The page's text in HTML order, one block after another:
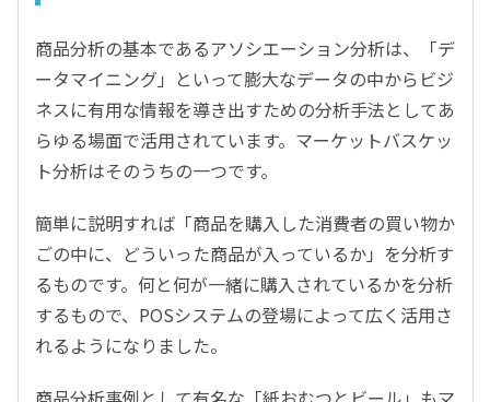
商品分析の基本であるアソシエーション分析は、「デ
ータマイニング」といって膨大なデータの中からビジ
ネスに有用な情報を導き出すための分析手法としてあ
らゆる場面で活用されています。マーケットバスケッ
ト分析はそのうちの一つです。
簡単に説明すれば「商品を購入した消費者の買い物か
ごの中に、どういった商品が入っているか」を分析す
るものです。何と何が一緒に購入されているかを分析
するもので、POSシステムの登場によって広く活用さ
れるようになりました。